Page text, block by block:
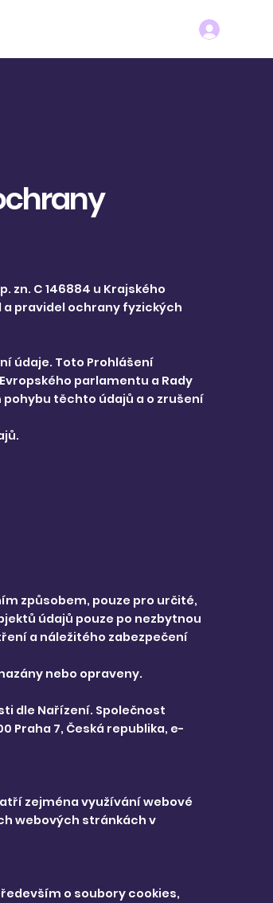
zn. C 146884 u Krajského
a pravidel ochrany fyzických
údaje. Toto Prohlášení
parlamentu a Rady
pohybu těchto údajů a o zrušení
způsobem, pouze pro určité,
údajů pouze po nezbytnou
a náležitého zabezpečení
nebo opraveny.
dle Nařízení. Společnost
Praha 7, Česká republika, e-
zejména využívání webové
webových stránkách v
o soubory cookies,